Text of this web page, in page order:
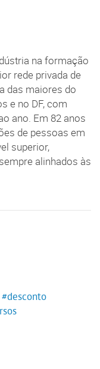
na formação
rede privada de
das maiores do
e no DF, com
ano. Em 82 anos
de pessoas em
superior,
alinhados às
#desconto